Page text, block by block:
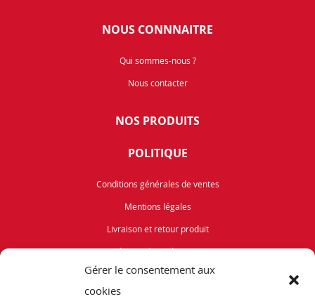
Gérer le consentement aux
cookies
NOUS CONNNAITRE
Qui sommes-nous ?
Nous contacter
NOS PRODUITS
POLITIQUE
Conditions générales de ventes
Mentions légales
Livraison et retour produit
Politique de cookies (UE)